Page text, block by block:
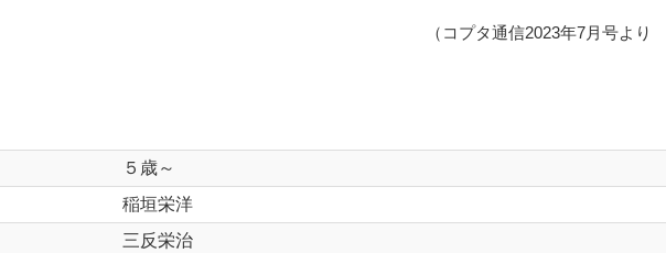
（コプタ通信2023年7月号より
５歳～
稲垣栄洋
三反栄治